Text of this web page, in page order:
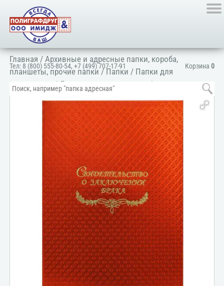
Корзина 0
Тел: 8 (800) 555-80-54,+7 (499) 707-17-91
Главная /Архивные и адресные папки, короба,
планшеты, прочие папки/Папки / Папки для
документов
/ Для личных документов /